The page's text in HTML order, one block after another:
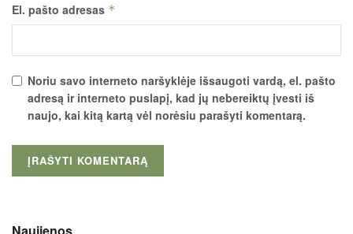
El. pašto adresas *
Noriu savo interneto naršyklėje išsaugoti vardą, el. pašto
adresą ir interneto puslapį, kad jų nebereiktų įvesti iš
naujo, kai kitą kartą vėl norėsiu parašyti komentarą.
Naujienos